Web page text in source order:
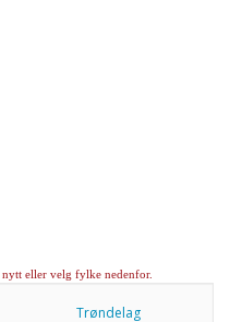
eller velg fylke nedenfor.
Trøndelag